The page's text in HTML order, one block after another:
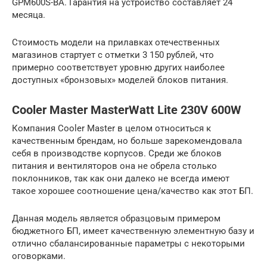
GPM600S-BA. Гарантия на устройство составляет 24
месяца.
Стоимость модели на прилавках отечественных
магазинов стартует с отметки 3 150 рублей, что
примерно соответствует уровню других наиболее
доступных «бронзовых» моделей блоков питания.
Cooler Master MasterWatt Lite 230V 600W
Компания Cooler Master в целом относиться к
качественным брендам, но больше зарекомендовала
себя в производстве корпусов. Среди же блоков
питания и вентиляторов она не обрела столько
поклонников, так как они далеко не всегда имеют
такое хорошее соотношение цена/качество как этот БП.
Данная модель является образцовым примером
бюджетного БП, имеет качественную элементную базу и
отлично сбалансированные параметры с некоторыми
оговорками.